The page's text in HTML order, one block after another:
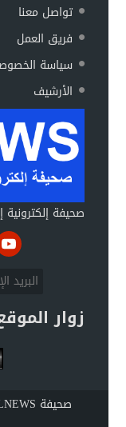
تواصل معنا
فريق العمل
سياسة
الأرشيف
صحيفة
زوار